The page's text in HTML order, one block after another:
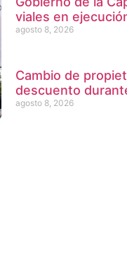
viales en
agosto 8, 2026
Cambio de
descuento
agosto 8, 2026